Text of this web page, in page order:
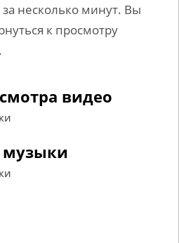
музыки
видео
несколько минут. Вы
к просмотру